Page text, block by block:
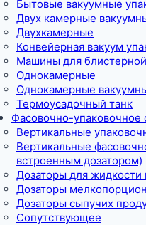
Бытовые вакуумные
Двух камерные
Двухкамерные
Конвейерная вакуум
Машины для
Однокамерные
Однокамерные
Термоусадочный танк
Фасовочно-упаковочное
Вертикальные
Вертикальные
встроенным дозатором)
Дозаторы для
Дозаторы
Дозаторы сыпучих
Сопутствующее